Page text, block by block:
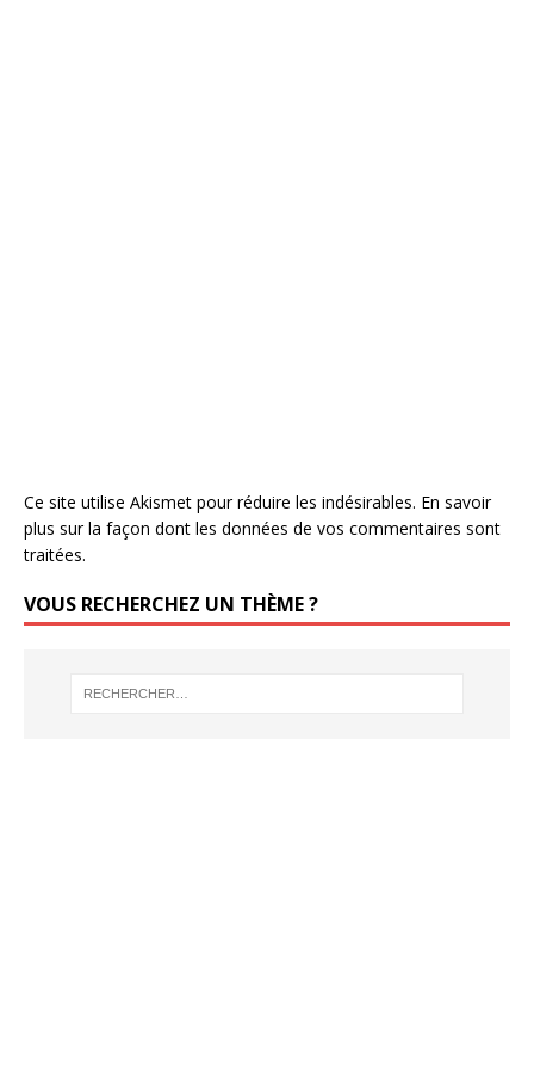
Ce site utilise Akismet pour réduire les indésirables. En savoir
plus sur la façon dont les données de vos commentaires sont
traitées.
VOUS RECHERCHEZ UN THÈME ?